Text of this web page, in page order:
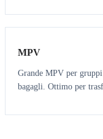
7 7
MPV
Grande MPV per
bagagli. Ottimo per